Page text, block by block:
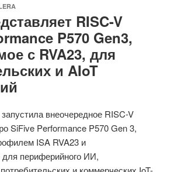
RISC-V
P570 Gen3,
с RVA23, для
и AIoT
внеочередное RISC-V
SiFive Performance P570 Gen 3,
ISA RVA23 и
для периферийного ИИ,